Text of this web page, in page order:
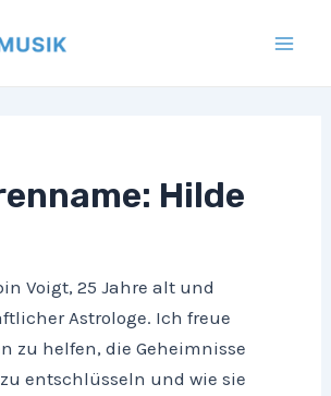
Hilde
Voigt, 25 Jahre alt und
Astrologe. Ich freue
zu helfen, die Geheimnisse
entschlüsseln und wie sie